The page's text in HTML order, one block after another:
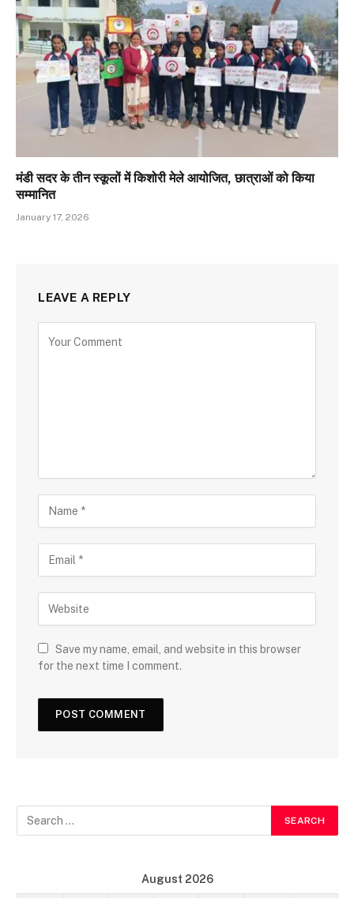
मंडी सदर के तीन स्कूलों में किशोरी मेले आयोजित, छात्राओं को किया
सम्मानित
January 17, 2026
LEAVE A REPLY
Save my name, email, and website in this browser
for the next time I comment.
August 2026